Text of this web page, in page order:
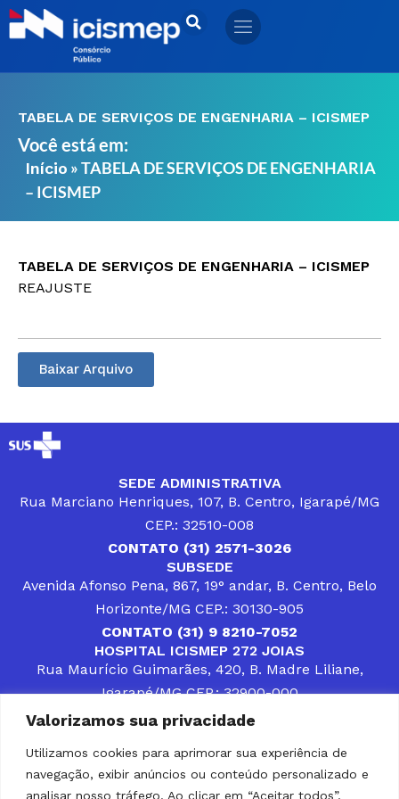
Valorizamos sua privacidade
Utilizamos cookies para aprimorar sua experiência de
navegação, exibir anúncios ou conteúdo personalizado e
analisar nosso tráfego. Ao clicar em “Aceitar todos”,
Ir
para
TABELA DE SERVIÇOS DE ENGENHARIA – ICISMEP
Você está em:
Início »TABELA DE SERVIÇOS DE ENGENHARIA
– ICISMEP
TABELA DE SERVIÇOS DE ENGENHARIA – ICISMEP
REAJUSTE
Baixar Arquivo
SEDE ADMINISTRATIVA
Rua Marciano Henriques, 107, B. Centro, Igarapé/MG
CEP.: 32510-008
CONTATO (31) 2571-3026
SUBSEDE
Avenida Afonso Pena, 867, 19° andar, B. Centro, Belo
Horizonte/MG CEP.: 30130-905
CONTATO (31) 9 8210-7052
HOSPITAL ICISMEP 272 JOIAS
Rua Maurício Guimarães, 420, B. Madre Liliane,
Igarapé/MG CEP.: 32900-000
CONTATOS (31) 3512-4400 ou (31) 9 8309-8660
DESENVOLVER SOLUÇÕES, AÇÕES E SERVIÇOS
PÚBLICOS QUE COMPLEMENTEM A ASSISTÊNCIA À
POPULAÇÃO DA REGIÃO EM QUE ATUA, SENDO
PARCEIRO DOS MUNICÍPIOS CONSORCIADOS NA
SOLUÇÃO DE DIFICULDADES ENFRENTADAS POR